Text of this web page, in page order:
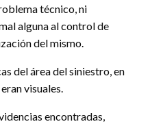
técnico, ni
alguna al control de
del mismo.
del área del siniestro, en
visuales.
encontradas,